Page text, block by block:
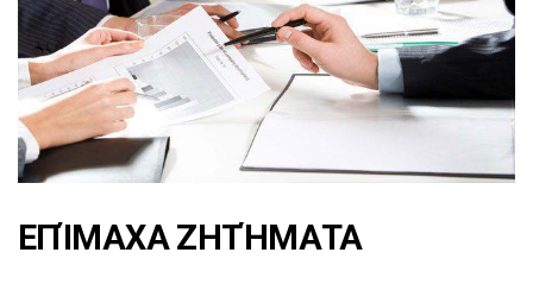
ΕΠΊΜΑΧΑ ΖΗΤΉΜΑΤΑ